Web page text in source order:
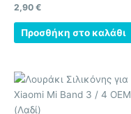
Βαθμολογήθηκε
με
0
από
2,90 €
Προσθήκη στο καλάθι